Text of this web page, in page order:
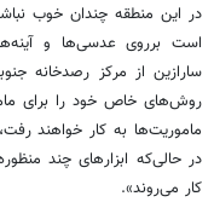
در این منطقه چندان خوب
است برروی عدسی‌ها و
سارازین از مرکز رصدخانه
روش‌های خاص خود را برای
ماموریت‌ها به کار خواهند
در حالی‌که ابزارهای چند
کار می‌روند».